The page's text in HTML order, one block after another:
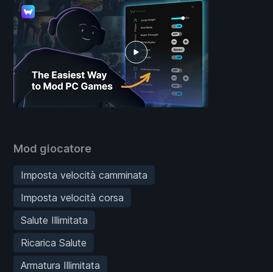
Mod giocatore
Imposta velocità camminata
Imposta velocità corsa
Salute Illimitata
Ricarica Salute
Armatura Illimitata